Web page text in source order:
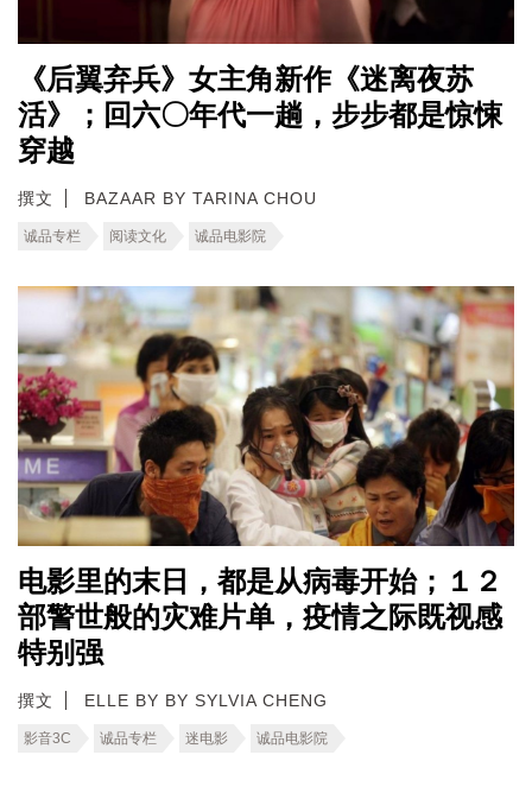
《后翼弃兵》女主角新作《迷离夜苏
活》；回六〇年代一趟，步步都是惊悚
穿越
撰文 BAZAAR BY TARINA CHOU
诚品专栏 阅读文化 诚品电影院
电影里的末日，都是从病毒开始；１２
部警世般的灾难片单，疫情之际既视感
特别强
撰文 ELLE BY BY SYLVIA CHENG
影音3C 诚品专栏 迷电影 诚品电影院